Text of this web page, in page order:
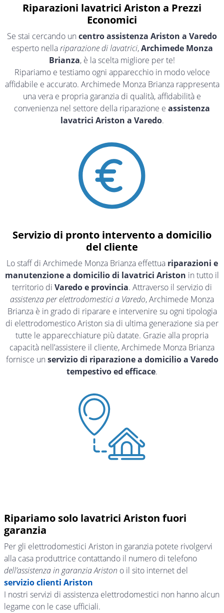
Riparazioni lavatrici Ariston a Prezzi
Economici
Se stai cercando un centro assistenza Ariston a Varedo
esperto nellariparazione di lavatrici,Archimede Monza
Brianza, è la scelta migliore per te!
Ripariamo e testiamo ogni apparecchio in modo veloce
affidabile e accurato. Archimede Monza Brianza rappresenta
una vera e propria garanzia di qualità, affidabilità e
convenienza nel settore della riparazione e assistenza
lavatrici Ariston a Varedo.
Servizio di pronto intervento a domicilio
del cliente
Lo staff di Archimede Monza Brianza effettua riparazioni e
manutenzione a domicilio di lavatrici Ariston in tutto il
territorio di Varedo e provincia. Attraverso il servizio di
assistenza per elettrodomestici a Varedo, Archimede Monza
Brianza è in grado di riparare e intervenire su ogni tipologia
di elettrodomestico Ariston sia di ultima generazione sia per
tutte le apparecchiature più datate. Grazie alla propria
capacità nell’assistere il cliente, Archimede Monza Brianza
fornisce un servizio di riparazione a domicilio a Varedo
tempestivo ed efficace.
Ripariamo solo lavatrici Ariston fuori
garanzia
Per gli elettrodomestici Ariston in garanzia potete rivolgervi
alla casa produttrice contattando il numero di telefono
dell’assistenza in garanzia Ariston o il sito internet del
servizio clienti Ariston
I nostri servizi di assistenza elettrodomestici non hanno alcun
legame con le case ufficiali.